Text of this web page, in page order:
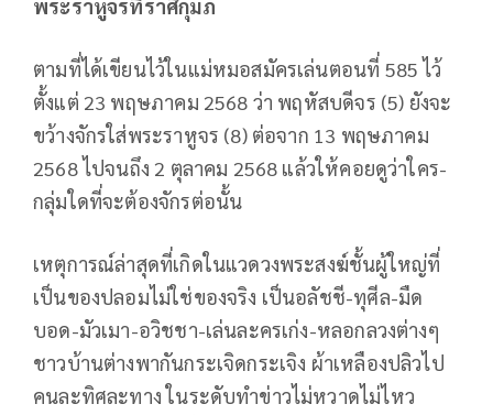
พระราหูจรที่ราศีกุมภ์
ตามที่ได้เขียนไว้ในแม่หมอสมัครเล่นตอนที่ 585 ไว้
ตั้งแต่ 23 พฤษภาคม 2568 ว่า พฤหัสบดีจร (5) ยังจะ
ขว้างจักรใส่พระราหูจร (8) ต่อจาก 13 พฤษภาคม
2568 ไปจนถึง 2 ตุลาคม 2568 แล้วให้คอยดูว่าใคร-
กลุ่มใดที่จะต้องจักรต่อนั้น
เหตุการณ์ล่าสุดที่เกิดในแวดวงพระสงฆ์ชั้นผู้ใหญ่ที่
เป็นของปลอมไม่ใช่ของจริง เป็นอลัชชี-ทุศีล-มืด
บอด-มัวเมา-อวิชชา-เล่นละครเก่ง-หลอกลวงต่างๆ
ชาวบ้านต่างพากันกระเจิดกระเจิง ผ้าเหลืองปลิวไป
คนละทิศละทาง ในระดับทำข่าวไม่หวาดไม่ไหว